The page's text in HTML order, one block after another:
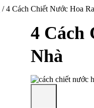
/4 Cách Chiết Nước Hoa
4 Cách
Nhà